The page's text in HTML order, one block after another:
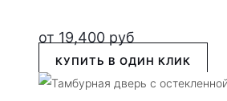
от 19,400 руб
КУПИТЬ В ОДИН КЛИК